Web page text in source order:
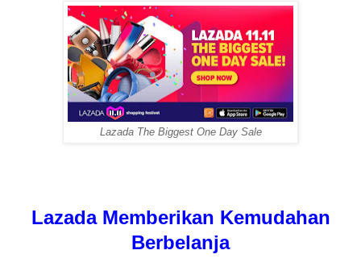
Lazada The Biggest One Day Sale
Lazada Memberikan Kemudahan
Berbelanja